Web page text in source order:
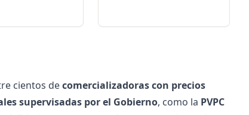
cientos decomercializadoras con precios
supervisadas por el Gobierno, como la PVPC